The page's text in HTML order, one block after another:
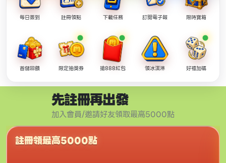
每日簽到 註冊領點 下載任務 訂閱電子報 限時寶箱
首儲回饋 限定抽獎券 搶888紅包 領冰淇淋 好禮加碼
先註冊再出發
加入會員/邀請好友領取最高5000點
註冊領最高5000點